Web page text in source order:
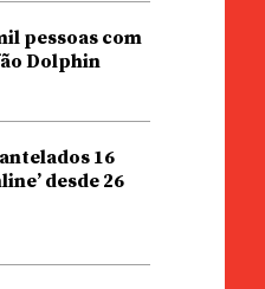
pessoas com
Dolphin
16
desde 26